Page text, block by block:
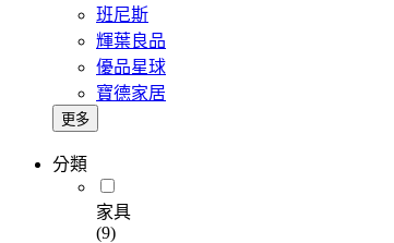
班尼斯
輝葉良品
優品星球
寶德家居
更多
分類
家具
(9)